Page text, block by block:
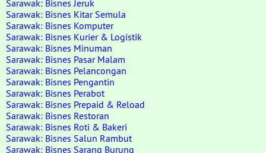
Sarawak: Bisnes Jeruk
Sarawak: Bisnes Kitar Semula
Sarawak: Bisnes Komputer
Sarawak: Bisnes Kurier & Logistik
Sarawak: Bisnes Minuman
Sarawak: Bisnes Pasar Malam
Sarawak: Bisnes Pelancongan
Sarawak: Bisnes Pengantin
Sarawak: Bisnes Perabot
Sarawak: Bisnes Prepaid & Reload
Sarawak: Bisnes Restoran
Sarawak: Bisnes Roti & Bakeri
Sarawak: Bisnes Salun Rambut
Sarawak: Bisnes Sarang Burung